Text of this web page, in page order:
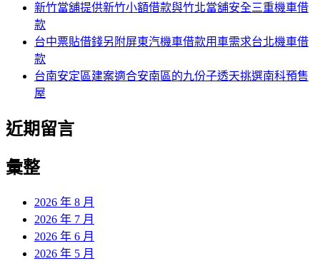
新竹當舖提供新竹小額借款與竹北當舖安全三重機車借
款
台中票貼借錢另附屏東汽機車借款用車需求台北機車借
款
台南安定區建案適合安南區的九份子透天挑選南科預售
屋
近期留言
彙整
2026 年 8 月
2026 年 7 月
2026 年 6 月
2026 年 5 月